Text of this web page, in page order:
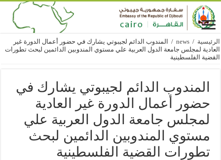
الرئيسية /
news
/ المندوب الدائم لجيبوتي يشارك في حضور أعمال الدورة غير
العادية لمجلس جامعة الدول العربية علي مستوي المندوبين الدائمين لبحث تطورات
القضية الفلسطينية
المندوب الدائم لجيبوتي يشارك في
حضور أعمال الدورة غير العادية
لمجلس جامعة الدول العربية علي
مستوي المندوبين الدائمين لبحث
تطورات القضية الفلسطينية